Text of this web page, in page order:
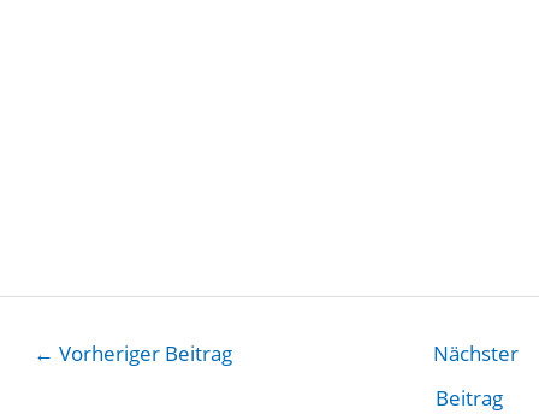
← Vorheriger Beitrag
Nächster
Beitrag